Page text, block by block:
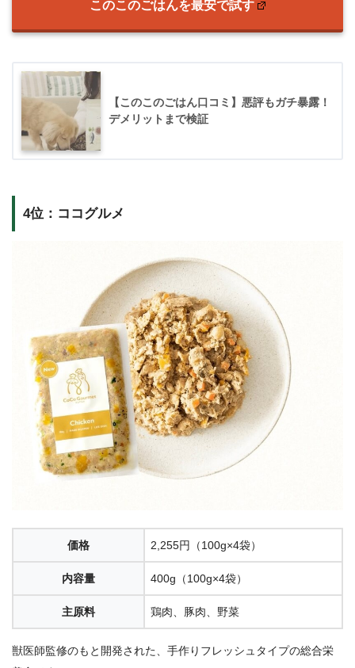
このこのごはんを最安で試す
【このこのごはん口コミ】悪評もガチ暴露！
デメリットまで検証
4位：ココグルメ
価格 2,255円（100g×4袋）
内容量 400g（100g×4袋）
主原料 鶏肉、豚肉、野菜
獣医師監修のもと開発された、手作りフレッシュタイプの総合栄